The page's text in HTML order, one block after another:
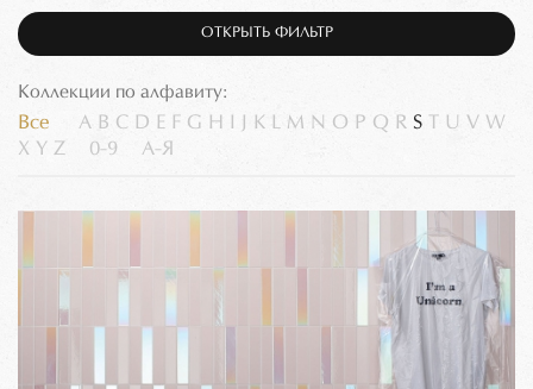
ОТКРЫТЬ ФИЛЬТР
Коллекции по алфавиту:
Все A B C D E F G H K L M N O P Q R S U V W
X Y Z 0-9 А-Я